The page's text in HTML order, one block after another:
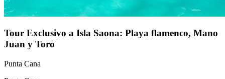
Tour Exclusivo a Isla Saona: Playa flamenco, Mano
Juan y Toro
Punta Cana